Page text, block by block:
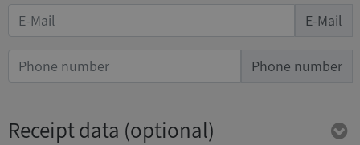
E-Mail
Phone number
Receipt data (optional)